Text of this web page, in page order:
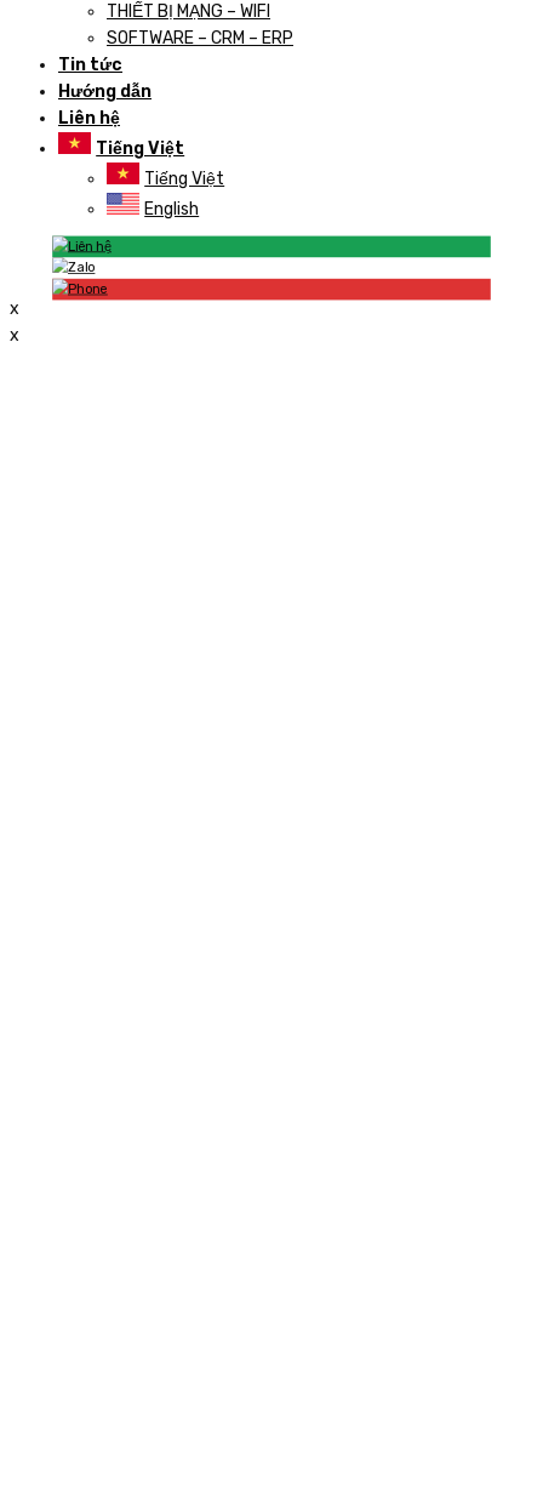
THIẾT BỊ MẠNG – WIFI
SOFTWARE – CRM – ERP
Tin tức
Hướng dẫn
Liên hệ
Tiếng Việt
Tiếng Việt
English
x
x